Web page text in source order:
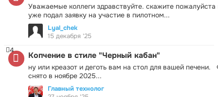
Уважаемые коллеги здравствуйте. скажите пожалуйста
уже подал заявку на участие в пилотном...
Lyal_chek
15 декабря '25
Копчение в стиле "Черный кабан"
ну или креазот и деготь вам на стол для вашей печени.
снято в ноябре 2025...
4
Главный технолог